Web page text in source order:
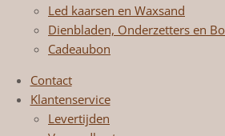
Led kaarsen en Waxsand
Dienbladen, Onderzetters en
Cadeaubon
Contact
Klantenservice
Levertijden